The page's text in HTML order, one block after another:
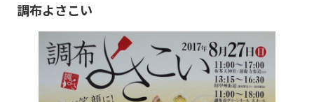
調布よさこい